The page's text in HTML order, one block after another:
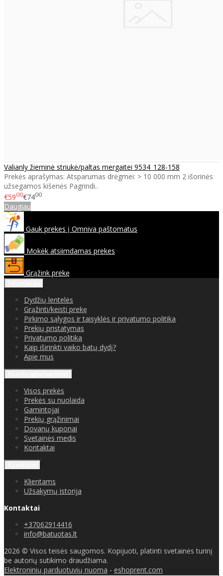
Valianly žieminė striukė/paltas mergaitei 9534_128-158
Prekės aprašymas: Atsparumas drėgmei: > 10 000 mm 2 išorinės
užsegamos kišenės Pagrindi..
€5900€7400
Daugiau
Gauk prekes į Omniva paštomatus
Mokėk atsiimdamas prekes
Grąžink prekę
Dydžių lentelės
Grąžinti/keisti prekę
Pirkimo sąlygos ir taisyklės ir privatumo politika
Prekių pristatymas
Privatumo politika
Kaip iširinkti vaiko batų dydį?
Apie mus
Visos prekės
Prekės su nuolaida
Gamintojai
Prekių grąžinimai
Dovanų kuponai
Svetainės medis
Kontaktai
Klientams
Užsakymų istorija
Kontaktai
+37062914416
info@batuotas.lt
2026 © Visos teisės saugomos. Kopijuoti, platinti svetainės turinį
be autorių sutikimo draudžiama.
Elektroninių parduotuvių nuoma - eshoprent.com